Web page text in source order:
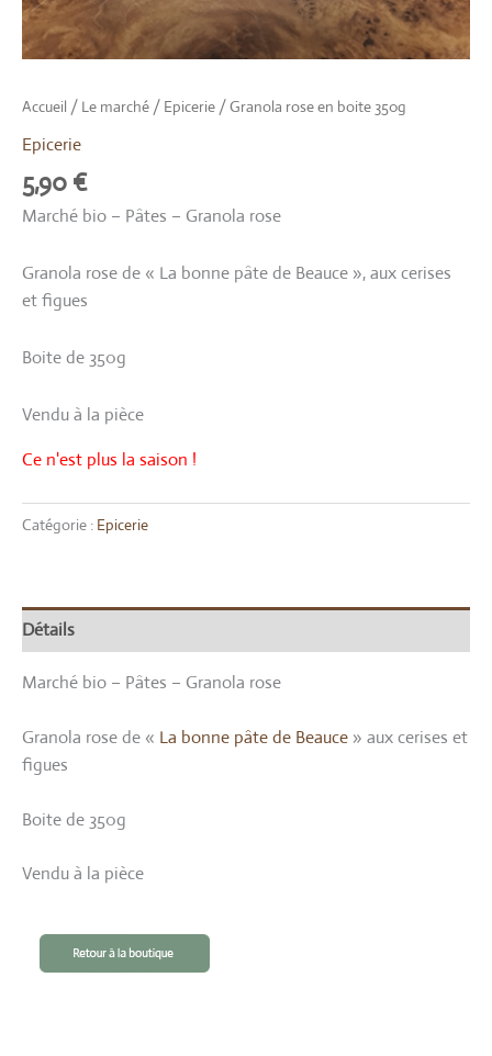
Accueil / Le marché / Epicerie / Granola rose en boite 350g
Epicerie
5,90 €
Marché bio – Pâtes – Granola rose
Granola rose de « La bonne pâte de Beauce », aux cerises
et figues
Boite de 350g
Vendu à la pièce
Ce n'est plus la saison !
Catégorie : Epicerie
Détails
Marché bio – Pâtes – Granola rose
Granola rose de « La bonne pâte de Beauce » aux cerises et
figues
Boite de 350g
Vendu à la pièce